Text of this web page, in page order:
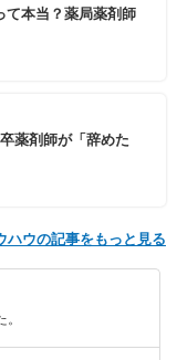
て本当？薬局薬剤師
薬剤師が「辞めた
ハウの記事をもっと見る